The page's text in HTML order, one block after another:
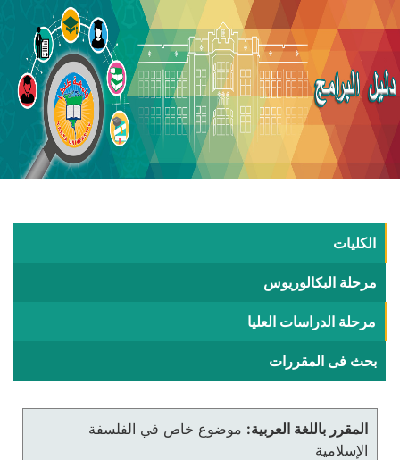
الكليات
مرحلة البكالوريوس
مرحلة الدراسات العليا
بحث فى المقررات
المقرر باللغة العربية: موضوع خاص في الفلسفة
الإسلامية